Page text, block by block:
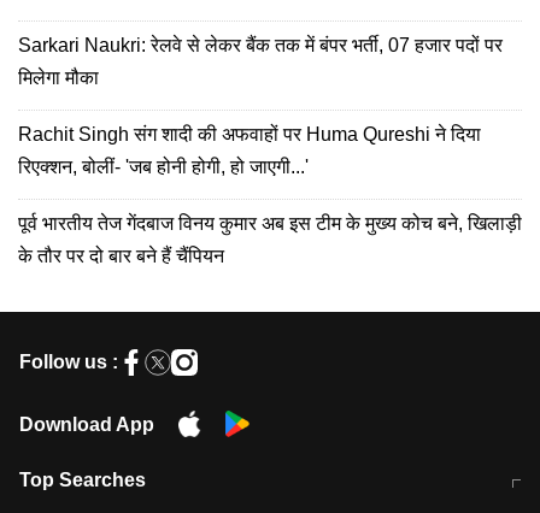
Sarkari Naukri: रेलवे से लेकर बैंक तक में बंपर भर्ती, 07 हजार पदों पर
मिलेगा मौका
Rachit Singh संग शादी की अफवाहों पर Huma Qureshi ने दिया
रिएक्शन, बोलीं- 'जब होनी होगी, हो जाएगी...'
पूर्व भारतीय तेज गेंदबाज विनय कुमार अब इस टीम के मुख्य कोच बने, खिलाड़ी
के तौर पर दो बार बने हैं चैंपियन
Follow us :
Download App
Top Searches